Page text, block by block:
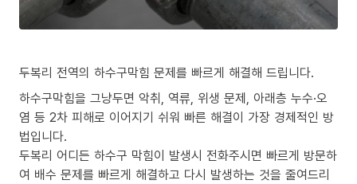
두복리 전역의 하수구막힘 문제를 빠르게 해결해 드립니다.
하수구막힘을 그냥두면 악취, 역류, 위생 문제, 아래층 누수·오
염 등 2차 피해로 이어지기 쉬워 빠른 해결이 가장 경제적인 방
법입니다.
두복리 어디든 하수구 막힘이 발생시 전화주시면 빠르게 방문하
여 배수 문제를 빠르게 해결하고 다시 발생하는 것을 줄여드리